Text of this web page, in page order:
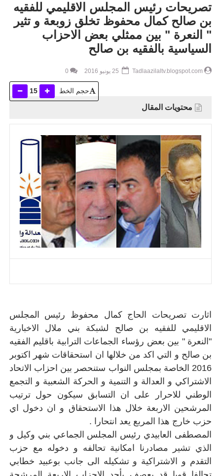
تصريحات رئيس المجلس الاقليمي للفقيه
بن صالح كمال محفوظ تخلق زوبعة و تثير
" النعرة " بين ممثلي بعض الاحزاب
السياسية بالفقيه بن صالح
Tadlaazilaltv.blogspot.com
0
حجم الخط 15
محتويات المقال
اثارت تصريحات الحاج كمال محفوظ رئيس المجلس
الاقليمي للفقيه بن صالح لشبكة بني ملال الاخبارية
"النعرة " بين بعض رؤساء الجماعات الترابية باقليم الفقيه
بن صالح و التي اكد من خلالها ان استحقاقات شهر اكتوبر
2016 الخاصة بمجلس النواب ستنحصر بين احزاب الاتحاد
الاشتراكي و العدالة و التنمية و الحركة الشعبية و التجمع
الوطني للاحرار على ان التسابق سيكون حول ترتيب
المرشحين الاربعة خلال هذا الاستحقاق و ان دخول اي
حزب خارج هذا المربع يعد انتحارا .
المصطفى العابيدي رئيس المجلس الجماعي بني وكيل و
الذي تشير مصادرنا امكانية تحالفه و دخوله مع حزب
التقدم و الاشتراكية و تشكيله الى جانب بوعبيد خطابي